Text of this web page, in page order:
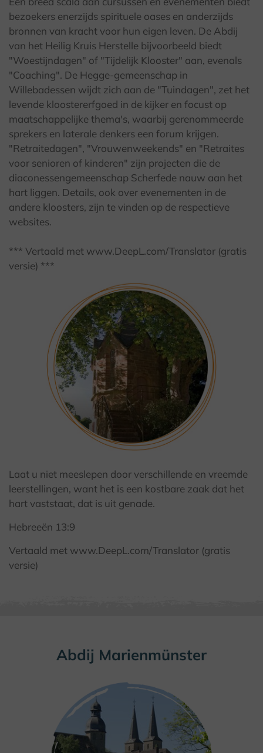
bezoekers enerzijds spirituele oases en anderzijds
bronnen van kracht voor hun eigen leven. De Abdij
van het Heilig Kruis Herstelle bijvoorbeeld biedt
"Woestijndagen" of "Tijdelijk Klooster" aan, evenals
"Coaching". De Hegge-gemeenschap in
Willebadessen wijdt zich aan de "Tuindagen", zet het
levende kloostererfgoed in de kijker en focust op
maatschappelijke thema's, waarbij gerenommeerde
sprekers en laterale denkers een forum krijgen.
"Retraitedagen", "Vrouwenweekends" en "Retraites
voor senioren of kinderen" zijn projecten die de
diaconessengemeenschap Scherfede nauw aan het
hart liggen. Details, ook over evenementen in de
andere kloosters, zijn te vinden op de respectieve
websites.
*** Vertaald met www.DeepL.com/Translator (gratis
versie) ***
© Kulturland Kreis Höxer / F. Grawe
Laat u niet meeslepen door verschillende en vreemde
leerstellingen, want het is een kostbare zaak dat het
hart vaststaat, dat is uit genade.
Hebreeën 13:9
Vertaald met www.DeepL.com/Translator (gratis
versie)
Abdij Marienmünster